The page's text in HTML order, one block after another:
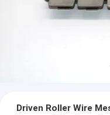
Driven Roller Wire